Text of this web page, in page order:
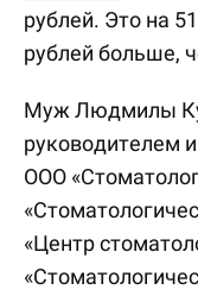
рублей. Это на
рублей больше,
Муж Людмилы
руководителем
ООО
«Центр